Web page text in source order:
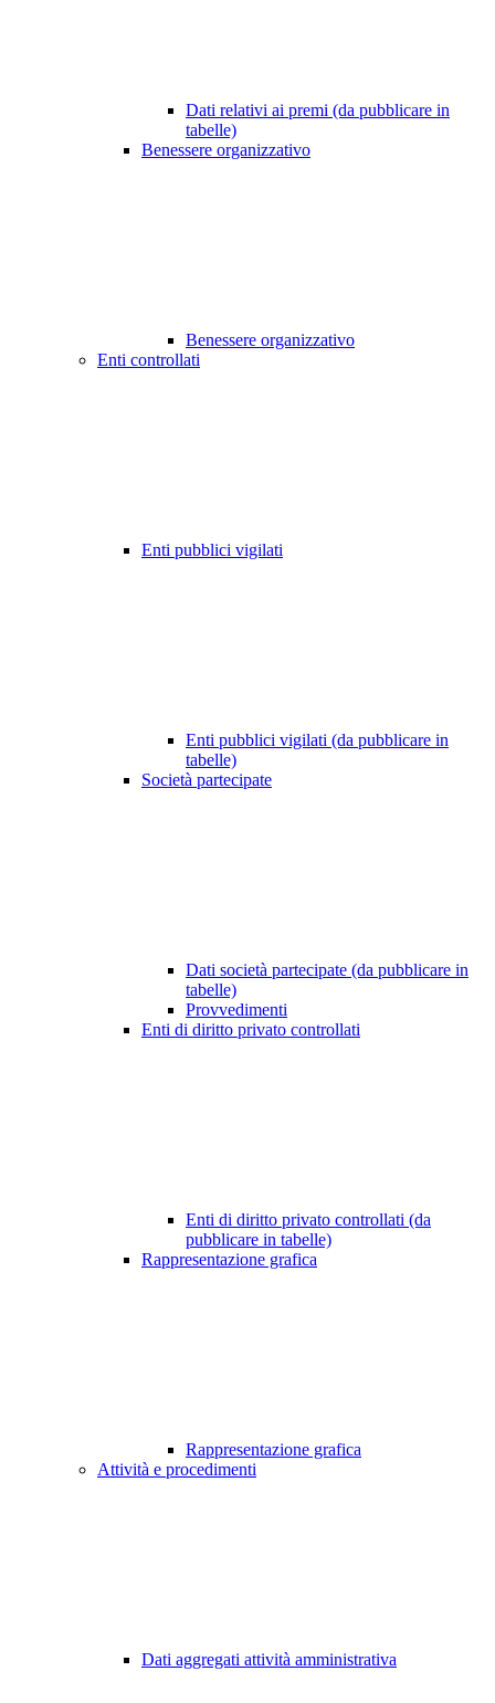
Dati relativi ai premi (da pubblicare in
tabelle)
Benessere organizzativo
Benessere organizzativo
Enti controllati
Enti pubblici vigilati
Enti pubblici vigilati (da pubblicare in
tabelle)
Società partecipate
Dati società partecipate (da pubblicare in
tabelle)
Provvedimenti
Enti di diritto privato controllati
Enti di diritto privato controllati (da
pubblicare in tabelle)
Rappresentazione grafica
Rappresentazione grafica
Attività e procedimenti
Dati aggregati attività amministrativa